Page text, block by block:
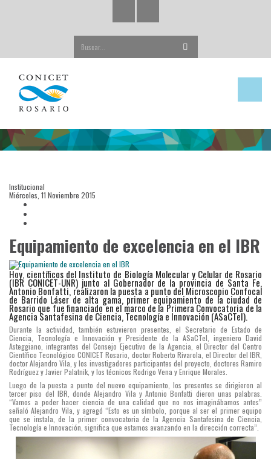
Institucional
Miércoles, 11 Noviembre 2015
Equipamiento de excelencia en el IBR
Hoy, científicos del Instituto de Biología Molecular y Celular de Rosario
(IBR CONICET-UNR) junto al Gobernador de la provincia de Santa Fe,
Antonio Bonfatti, realizaron la puesta a punto del Microscopio Confocal
de Barrido Láser de alta gama, primer equipamiento de la ciudad de
Rosario que fue financiado en el marco de la Primera Convocatoria de la
Agencia Santafesina de Ciencia, Tecnología e Innovación (ASaCTeI).
Durante la actividad, también estuvieron presentes, el Secretario de Estado de
Ciencia, Tecnología e Innovación y Presidente de la ASaCTeI, ingeniero David
Asteggiano, integrantes del Consejo Ejecutivo de la Agencia, el Director del Centro
Científico Tecnológico CONICET Rosario, doctor Roberto Rivarola, el Director del IBR,
doctor Alejandro Vila, y los investigadores participantes del proyecto, doctores Ramiro
Rodríguez y Javier Palatnik, y los técnicos Rodrigo Vena y Enrique Morales.
Luego de la puesta a punto del nuevo equipamiento, los presentes se dirigieron al
tercer piso del IBR, donde Alejandro Vila y Antonio Bonfatti dieron unas palabras.
“Vamos a poder hacer ciencia de una calidad que no nos imaginábamos antes”
señaló Alejandro Vila, y agregó “Esto es un símbolo, porque al ser el primer equipo
que se instala, de la primer convocatoria de la Agencia Santafesina de Ciencia,
Tecnología e Innovación, significa que estamos avanzando en la dirección correcta”.